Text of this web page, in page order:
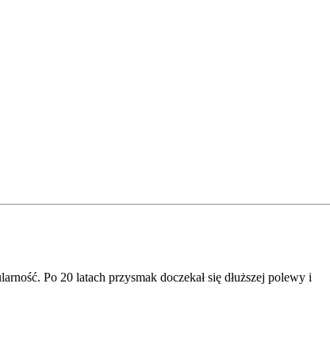
Po 20 latach przysmak doczekał się dłuższej polewy i